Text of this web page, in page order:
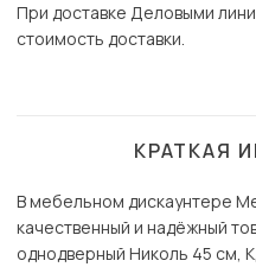
При доставке Деловыми
стоимость доставки.
КРАТКАЯ
В мебельном дискаунтере
качественный и надёжный
однодверный Николь 45 см,